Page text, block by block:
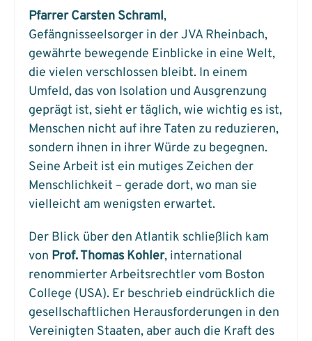
Pfarrer Carsten Schraml,
Gefängnisseelsorger in der JVA Rheinbach,
gewährte bewegende Einblicke in eine Welt,
die vielen verschlossen bleibt. In einem
Umfeld, das von Isolation und Ausgrenzung
geprägt ist, sieht er täglich, wie wichtig es ist,
Menschen nicht auf ihre Taten zu reduzieren,
sondern ihnen in ihrer Würde zu begegnen.
Seine Arbeit ist ein mutiges Zeichen der
Menschlichkeit – gerade dort, wo man sie
vielleicht am wenigsten erwartet.
Der Blick über den Atlantik schließlich kam
von Prof. Thomas Kohler, international
renommierter Arbeitsrechtler vom Boston
College (USA). Er beschrieb eindrücklich die
gesellschaftlichen Herausforderungen in den
Vereinigten Staaten, aber auch die Kraft des